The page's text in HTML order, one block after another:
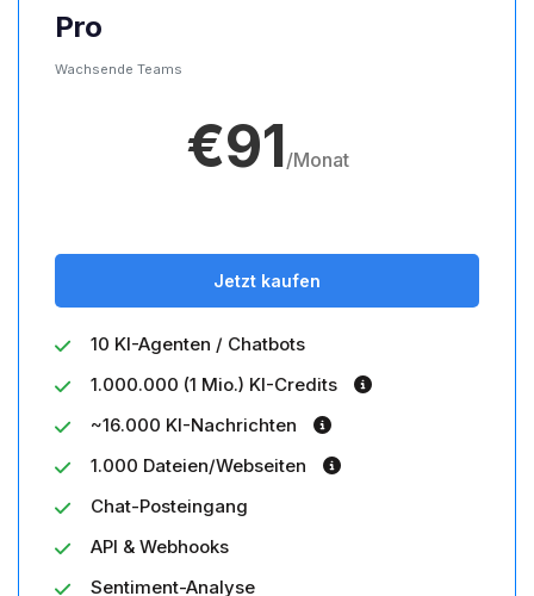
Pro
Wachsende Teams
€91/Monat
Jetzt kaufen
10 KI-Agenten / Chatbots
1.000.000 (1 Mio.) KI-Credits
~16.000 KI-Nachrichten
1.000 Dateien/Webseiten
Chat-Posteingang
API & Webhooks
Sentiment-Analyse